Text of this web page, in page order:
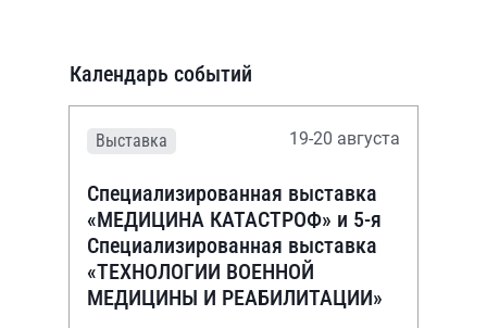
Календарь событий
Выставка 19-20 августа
Специализированная выставка
«МЕДИЦИНА КАТАСТРОФ» и 5-я
Специализированная выставка
«ТЕХНОЛОГИИ ВОЕННОЙ
МЕДИЦИНЫ И РЕАБИЛИТАЦИИ»